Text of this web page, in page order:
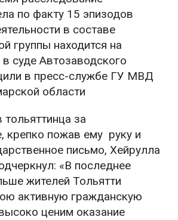
по факту 15 эпизодов
в составе
группы находится на
суде Автозаводского
в пресс-службе ГУ МВД
области
за
крепко пожав ему руку и
письмо, Хейрулла
«В последнее
жителей Тольятти
активную гражданскую
ценим оказание